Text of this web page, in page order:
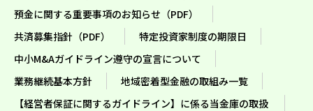
預金に関する重要事項のお知らせ（PDF）
共済募集指針（PDF）
特定投資家制度の期限日
中小M&Aガイドライン遵守の宣言について
業務継続基本方針
地域密着型金融の取組み一覧
【経営者保証に関するガイドライン】に係る当金庫の取扱